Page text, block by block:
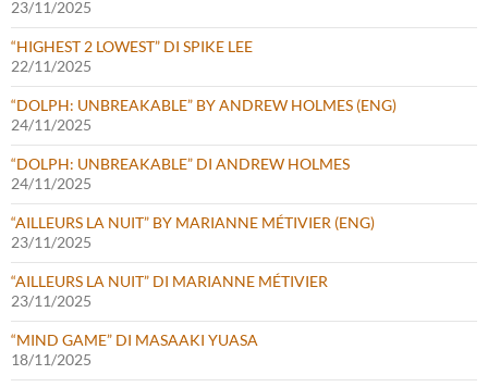
23/11/2025
“HIGHEST 2 LOWEST” DI SPIKE LEE
22/11/2025
“DOLPH: UNBREAKABLE” BY ANDREW HOLMES (ENG)
24/11/2025
“DOLPH: UNBREAKABLE” DI ANDREW HOLMES
24/11/2025
“AILLEURS LA NUIT” BY MARIANNE MÉTIVIER (ENG)
23/11/2025
“AILLEURS LA NUIT” DI MARIANNE MÉTIVIER
23/11/2025
“MIND GAME” DI MASAAKI YUASA
18/11/2025